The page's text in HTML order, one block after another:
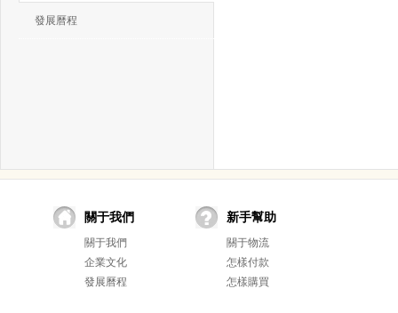
發展曆程
關于我們
關于我們
企業文化
發展曆程
新手幫助
關于物流
怎樣付款
怎樣購買